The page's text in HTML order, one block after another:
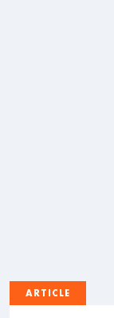
ARTICLE